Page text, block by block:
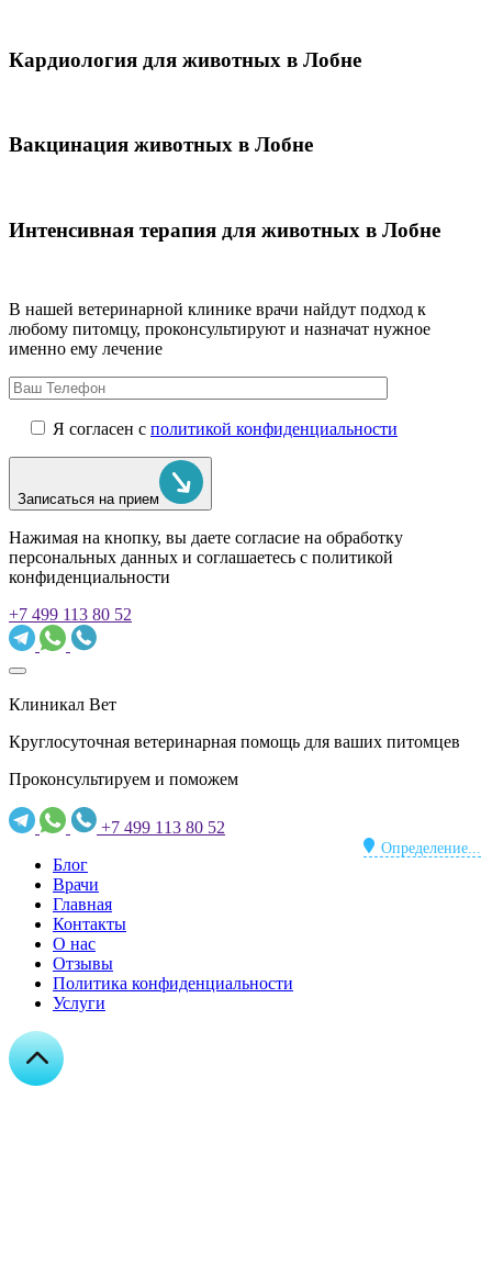
Кардиология для животных в Лобне
Вакцинация животных в Лобне
Интенсивная терапия для животных в Лобне
В нашей ветеринарной клинике врачи найдут подход к
любому питомцу, проконсультируют и назначат нужное
именно ему лечение
Я согласен с политикой конфиденциальности
Записаться на прием
Нажимая на кнопку, вы даете согласие на обработку
персональных данных и соглашаетесь c политикой
конфиденциальности
+7 499 113 80 52
Клиникал Вет
Круглосуточная ветеринарная помощь для ваших питомцев
Проконсультируем и поможем
+7 499 113 80 52
Определение...
Блог
Врачи
Главная
Контакты
О нас
Отзывы
Политика конфиденциальности
Услуги